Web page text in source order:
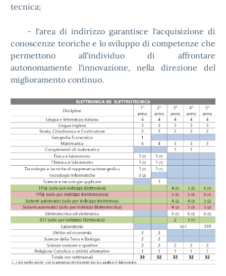
tecnica;
- l'area di indirizzo garantisce l'acquisizione di
conoscenze teoriche e lo sviluppo di competenze che
permettono all'individuo di affrontare
autonomamente l'innovazione, nella direzione del
miglioramento continuo.